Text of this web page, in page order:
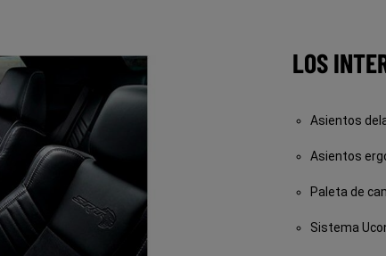
LOS
Asientos
Asientos
Paleta de
Sistema